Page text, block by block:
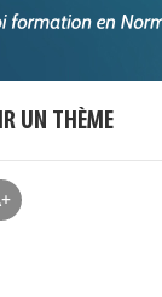
UN THÈME